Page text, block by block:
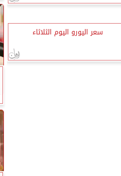
سعر اليورو اليوم الثلاثاء